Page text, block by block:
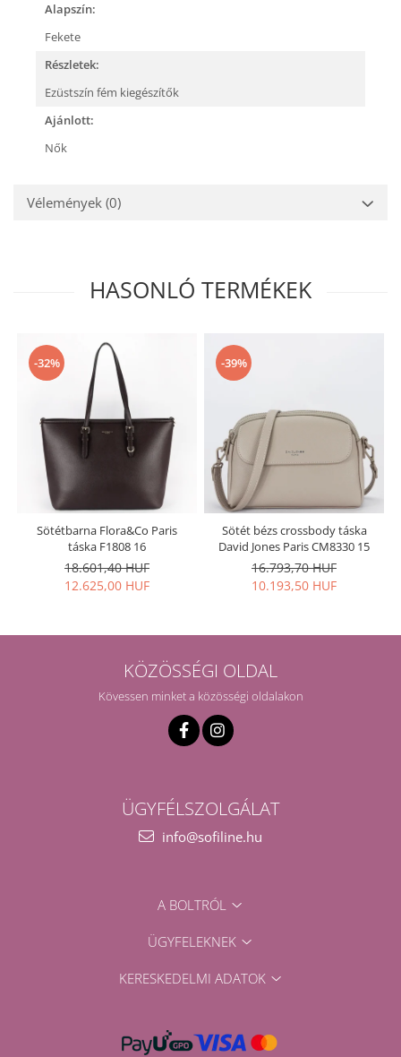
Alapszín:
Fekete
Részletek:
Ezüstszín fém kiegészítők
Ajánlott:
Nők
Vélemények (0)
HASONLÓ TERMÉKEK
-32%
Sötétbarna Flora&Co Paris
táska F1808 16
18.601,40 HUF
12.625,00 HUF
-39%
Sötét bézs crossbody táska
David Jones Paris CM8330 15
16.793,70 HUF
10.193,50 HUF
KÖZÖSSÉGI OLDAL
Kövessen minket a közösségi oldalakon
ÜGYFÉLSZOLGÁLAT
info@sofiline.hu
A BOLTRÓL
ÜGYFELEKNEK
KERESKEDELMI ADATOK